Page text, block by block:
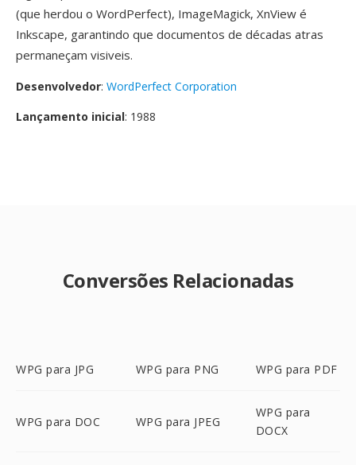
(que herdou o WordPerfect), ImageMagick, XnView é
Inkscape, garantindo que documentos de décadas atras
permaneçam visiveis.
Desenvolvedor: WordPerfect Corporation
Lançamento inicial: 1988
Conversões Relacionadas
WPG para JPG WPG para PNG WPG para PDF
WPG para DOC WPG para JPEG
WPG para
DOCX